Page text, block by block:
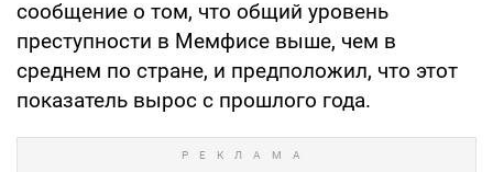
сообщение о том, что общий уровень
преступности в Мемфисе выше, чем в
среднем по стране, и предположил, что этот
показатель вырос с прошлого года.